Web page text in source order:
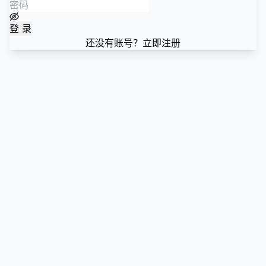
登 录
还没有账号？立即注册